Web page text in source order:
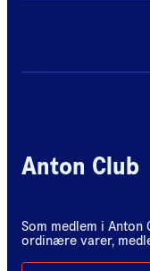
Anton Club
Som medlem i
ordinære varer,